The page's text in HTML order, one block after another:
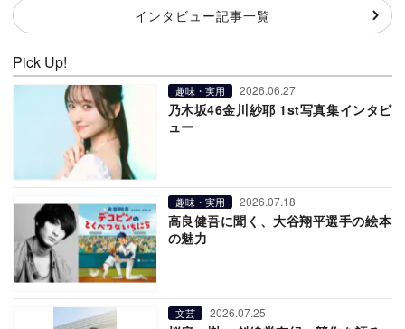
インタビュー記事一覧
Pick Up!
趣味・実用 2026.06.27
乃木坂46金川紗耶 1st写真集インタビ
ュー
趣味・実用 2026.07.18
高良健吾に聞く、大谷翔平選手の絵本
の魅力
文芸 2026.07.25